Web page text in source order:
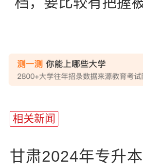
相关新闻
甘肃2024年专升